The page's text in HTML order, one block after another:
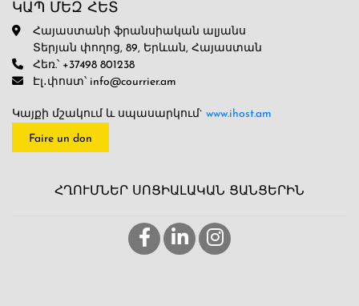
ԿԱՊ ՄԵԶ ՀԵՏ
Հայաստանի ֆրանսիական ալյանս
Տերյան փողոց, 89, Երևան, Հայաստան
Հեռ.՝ +37498 801238
Էլ․փոստ՝ info@courrier.am
Կայքի մշակում և սպասարկում` www.ihost.am
Faire un don
ՀՂՈՒՄՆԵՐ ՍՈՑԻԱԼԱԿԱՆ ՑԱՆՑԵՐԻՆ